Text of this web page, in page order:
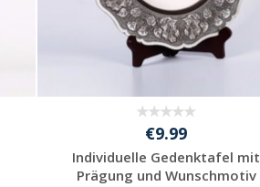
€9.99
Individuelle Gedenktafel mit
Prägung und Wunschmotiv